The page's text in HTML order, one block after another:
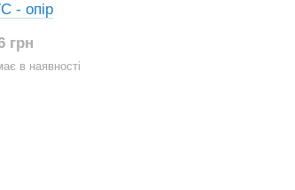
- опір
грн
в наявності